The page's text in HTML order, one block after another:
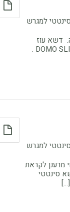
למגרש
דשא עוז
ספורט מתקינה DOMO SLIDE DS 40 MM WITH SHOCKPAD .
למגרש
מרענן לקראת
סינטטי